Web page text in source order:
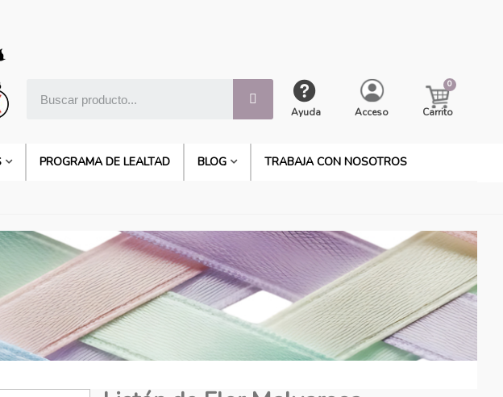
Ayuda Acceso Carrito
PROGRAMA DE LEALTAD BLOG TRABAJA CON NOSOTROS